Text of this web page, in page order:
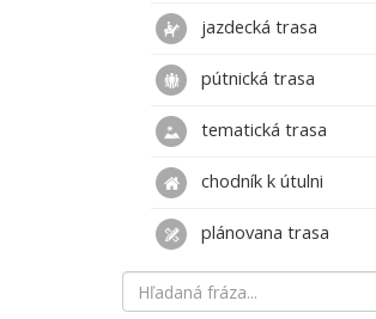
jazdecká trasa
pútnická trasa
tematická trasa
chodník k útulni
plánovana trasa